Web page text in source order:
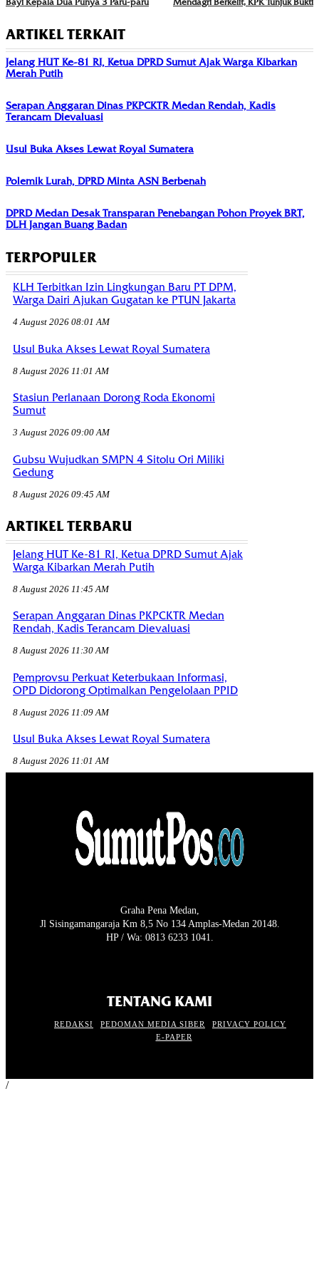
ARTIKEL TERKAIT
Jelang HUT Ke-81 RI, Ketua DPRD Sumut Ajak Warga Kibarkan
Merah Putih
Serapan Anggaran Dinas PKPCKTR Medan Rendah, Kadis
Terancam Dievaluasi
Usul Buka Akses Lewat Royal Sumatera
Polemik Lurah, DPRD Minta ASN Berbenah
DPRD Medan Desak Transparan Penebangan Pohon Proyek BRT,
DLH Jangan Buang Badan
TERPOPULER
KLH Terbitkan Izin Lingkungan Baru PT DPM,
Warga Dairi Ajukan Gugatan ke PTUN Jakarta
4 August 2026 08:01 AM
Usul Buka Akses Lewat Royal Sumatera
8 August 2026 11:01 AM
Stasiun Perlanaan Dorong Roda Ekonomi
Sumut
3 August 2026 09:00 AM
Gubsu Wujudkan SMPN 4 Sitolu Ori Miliki
Gedung
8 August 2026 09:45 AM
ARTIKEL TERBARU
Jelang HUT Ke-81 RI, Ketua DPRD Sumut Ajak
Warga Kibarkan Merah Putih
8 August 2026 11:45 AM
Serapan Anggaran Dinas PKPCKTR Medan
Rendah, Kadis Terancam Dievaluasi
8 August 2026 11:30 AM
Pemprovsu Perkuat Keterbukaan Informasi,
OPD Didorong Optimalkan Pengelolaan PPID
8 August 2026 11:09 AM
Usul Buka Akses Lewat Royal Sumatera
8 August 2026 11:01 AM
Graha Pena Medan,
Jl Sisingamangaraja Km 8,5 No 134 Amplas-Medan 20148.
HP / Wa: 0813 6233 1041.
TENTANG KAMI
REDAKSI PEDOMAN MEDIA SIBER
PRIVACY POLICY
E-PAPER
/